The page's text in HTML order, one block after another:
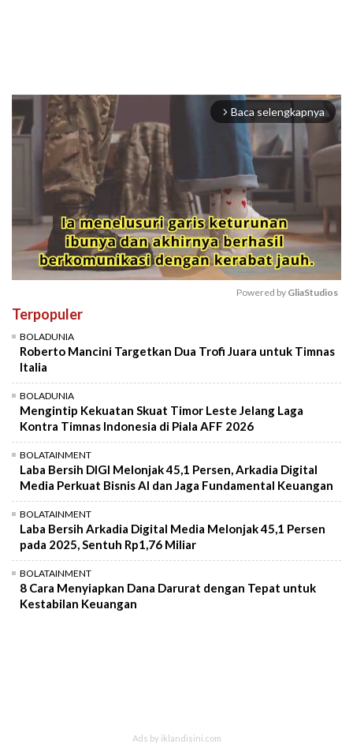
arrow_forward_ios Baca selengkapnya
Powered by GliaStudios
Terpopuler
BOLADUNIA
Roberto Mancini Targetkan Dua Trofi Juara untuk Timnas
Italia
BOLADUNIA
Mengintip Kekuatan Skuat Timor Leste Jelang Laga
Kontra Timnas Indonesia di Piala AFF 2026
BOLATAINMENT
Laba Bersih DIGI Melonjak 45,1 Persen, Arkadia Digital
Media Perkuat Bisnis AI dan Jaga Fundamental Keuangan
BOLATAINMENT
Laba Bersih Arkadia Digital Media Melonjak 45,1 Persen
pada 2025, Sentuh Rp1,76 Miliar
BOLATAINMENT
8 Cara Menyiapkan Dana Darurat dengan Tepat untuk
Kestabilan Keuangan